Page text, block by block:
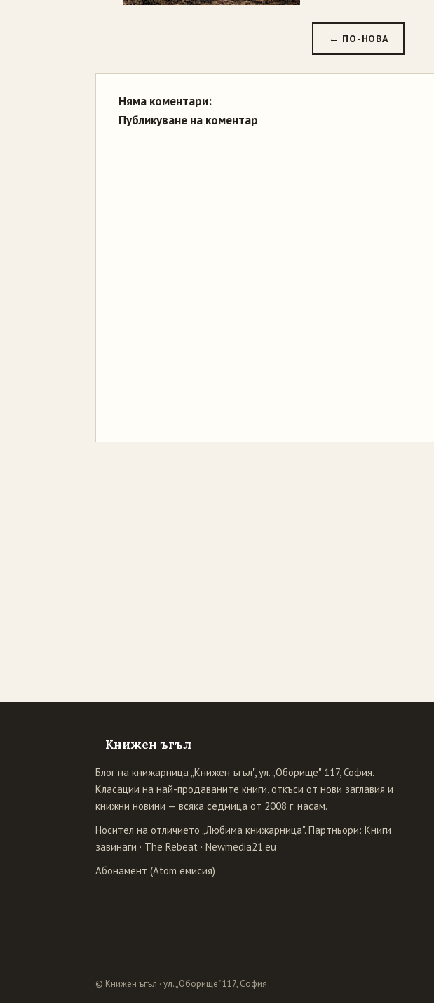
← ПО-НОВА
Няма коментари:
Публикуване на коментар
Книжен ъгъл
Блог на книжарница „Книжен ъгъл", ул. „Оборище" 117, София.
Класации на най-продаваните книги, откъси от нови заглавия и
книжни новини — всяка седмица от 2008 г. насам.
Носител на отличието „Любима книжарница". Партньори: Книги
завинаги · The Rebeat · Newmedia21.eu
Абонамент (Atom емисия)
© Книжен ъгъл · ул. „Оборище" 117, София